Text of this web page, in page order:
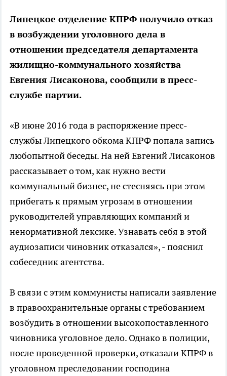
Липецкое отделение КПРФ получило отказ
в возбуждении уголовного дела в
отношении председателя департамента
жилищно-коммунального хозяйства
Евгения Лисаконова, сообщили в пресс-
службе партии.
«В июне 2016 года в распоряжение пресс-
службы Липецкого обкома КПРФ попала запись
любопытной беседы. На ней Евгений Лисаконов
рассказывает о том, как нужно вести
коммунальный бизнес, не стесняясь при этом
прибегать к прямым угрозам в отношении
руководителей управляющих компаний и
ненормативной лексике. Узнавать себя в этой
аудиозаписи чиновник отказался», - пояснил
собеседник агентства.
В связи с этим коммунисты написали заявление
в правоохранительные органы с требованием
возбудить в отношении высокопоставленного
чиновника уголовное дело. Однако в полиции,
после проведенной проверки, отказали КПРФ в
уголовном преследовании господина